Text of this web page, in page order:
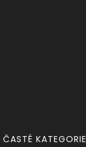
ČASTÉ KATEGORIE